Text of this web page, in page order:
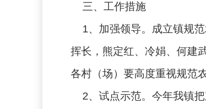
三、工作措施
1、加强领导。成立镇规范
挥长，熊定红、冷娟、何建
各村（场）要高度重视规范
2、试点示范。今年我镇把